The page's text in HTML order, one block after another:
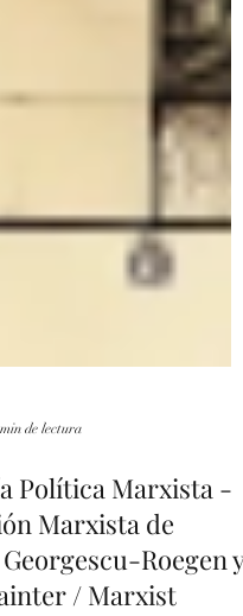
de lectura
Política Marxista -
Marxista de